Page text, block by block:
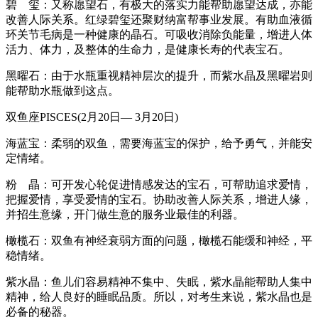
碧 玺：又称愿望石，有极大的落实力能帮助愿望达成，亦能
改善人际关系。红绿碧玺还聚财纳富帮事业发展。有助血液循
环关节毛病是一种健康的晶石。可吸收消除负能量，增进人体
活力、体力，及整体的生命力，是健康长寿的代表宝石。
黑曜石：由于水瓶重视精神层次的提升，而紫水晶及黑曜岩则
能帮助水瓶做到这点。
双鱼座PISCES(2月20日— 3月20日)
海蓝宝：柔弱的双鱼，需要海蓝宝的保护，给予勇气，并能安
定情绪。
粉 晶：可开发心轮促进情感发达的宝石，可帮助追求爱情，
把握爱情，享受爱情的宝石。协助改善人际关系，增进人缘，
并招生意缘，开门做生意的服务业最佳的利器。
橄榄石：双鱼有神经衰弱方面的问题，橄榄石能缓和神经，平
稳情绪。
紫水晶：鱼儿们容易精神不集中、失眠，紫水晶能帮助人集中
精神，给人良好的睡眠品质。所以，对考生来说，紫水晶也是
必备的秘器。